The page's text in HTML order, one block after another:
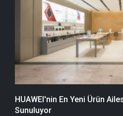
HUAWEI'nin En Yeni Ürün
Sunuluyor